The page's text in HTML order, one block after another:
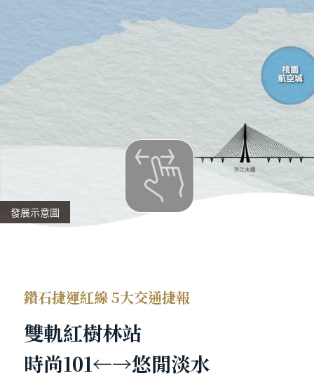
發展示意圖
鑽石捷運紅線 5大交通捷報
雙軌紅樹林站
時尚101←→悠閒淡水